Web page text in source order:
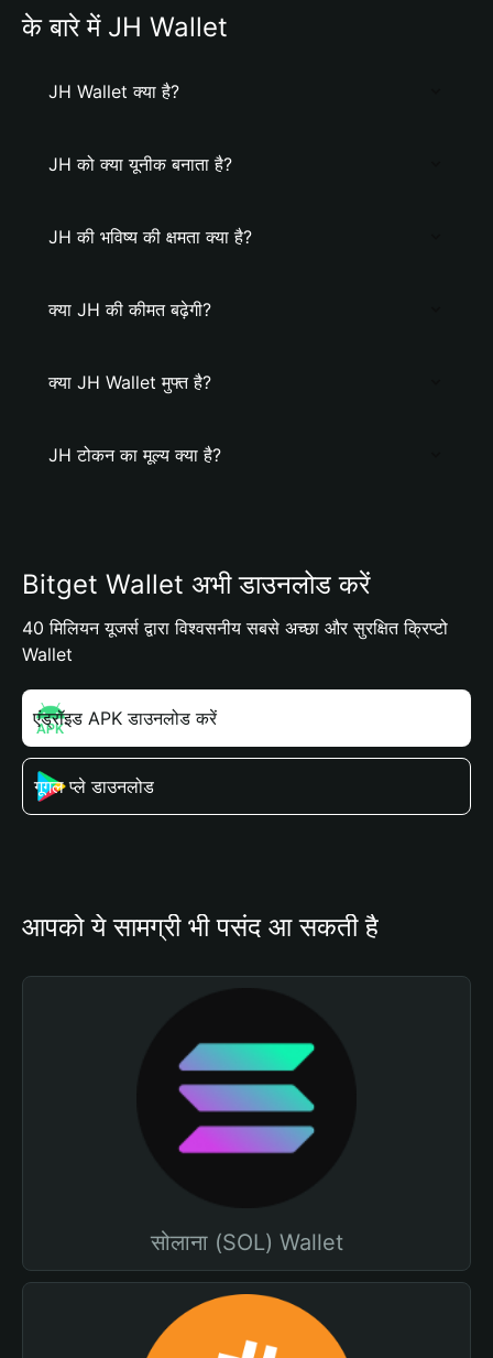
के बारे में JH Wallet
JH Wallet क्या है?
JH को क्या यूनीक बनाता है?
JH की भविष्य की क्षमता क्या है?
क्या JH की कीमत बढ़ेगी?
क्या JH Wallet मुफ्त है?
JH टोकन का मूल्य क्या है?
Bitget Wallet अभी डाउनलोड करें
40 मिलियन यूजर्स द्वारा विश्वसनीय सबसे अच्छा और सुरक्षित क्रिप्टो
Wallet
एंड्रॉइड APK डाउनलोड करें
गूगल प्ले डाउनलोड
आपको ये सामग्री भी पसंद आ सकती है
सोलाना (SOL) Wallet